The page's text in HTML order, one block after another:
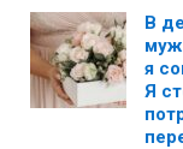
В
муж
я
Я